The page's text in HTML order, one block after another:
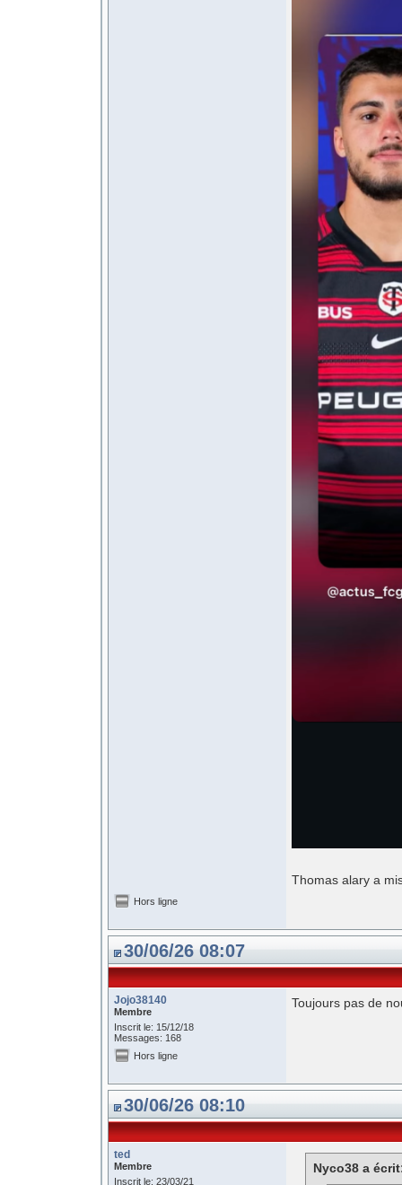
Thomas alary a
Hors ligne
30/06/26 08:07
Jojo38140
Membre
Inscrit le: 15/12/18
Messages: 168
Toujours pas de
Hors ligne
30/06/26 08:10
ted
Membre
Inscrit le: 23/03/21
Nyco38 a